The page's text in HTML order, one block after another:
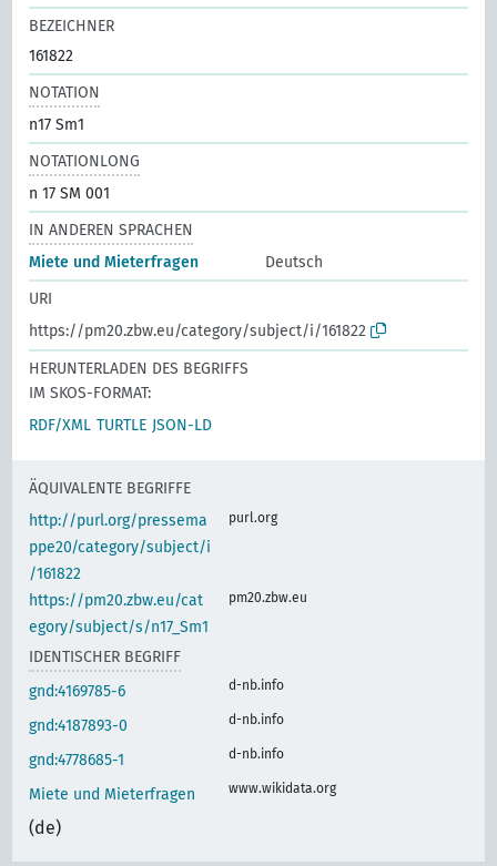
BEZEICHNER
161822
NOTATION
n17 Sm1
NOTATIONLONG
n 17 SM 001
IN ANDEREN SPRACHEN
Miete und Mieterfragen
Deutsch
URI
https://pm20.zbw.eu/category/subject/i/161822
HERUNTERLADEN DES BEGRIFFS
IM SKOS-FORMAT:
RDF/XML TURTLE JSON-LD
ÄQUIVALENTE BEGRIFFE
http://purl.org/pressema
ppe20/category/subject/i
/161822
purl.org
https://pm20.zbw.eu/cat
egory/subject/s/n17_Sm1
pm20.zbw.eu
IDENTISCHER BEGRIFF
gnd:4169785-6
d-nb.info
gnd:4187893-0 d-nb.info
gnd:4778685-1 d-nb.info
Miete und Mieterfragen
(de)
www.wikidata.org